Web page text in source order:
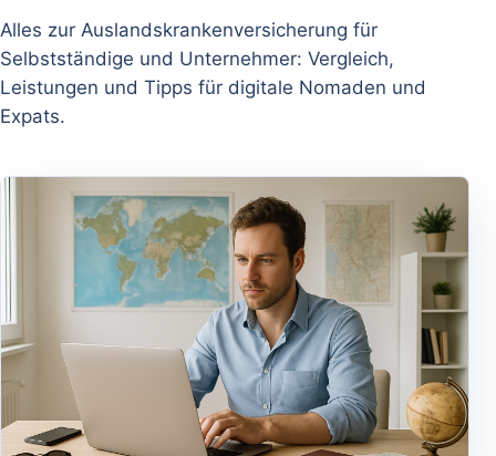
Alles zur Auslandskrankenversicherung für
Selbstständige und Unternehmer: Vergleich,
Leistungen und Tipps für digitale Nomaden und
Expats.